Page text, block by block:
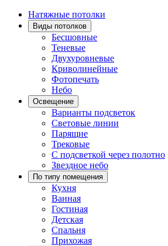
Натяжные потолки
Виды потолков
Бесшовные
Теневые
Двухуровневые
Криволинейные
Фотопечать
Небо
Освещение
Варианты подсветок
Световые линии
Парящие
Трековые
С подсветкой через полотно
Звездное небо
По типу помещения
Кухня
Ванная
Гостиная
Детская
Спальня
Прихожая